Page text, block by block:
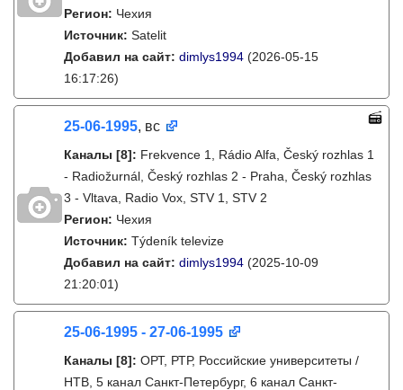
Регион: Чехия
Источник: Satelit
Добавил на сайт: dimlys1994 (2026-05-15
16:17:26)
25-06-1995, вс
Каналы [8]: Frekvence 1, Rádio Alfa, Český rozhlas 1
- Radiožurnál, Český rozhlas 2 - Praha, Český rozhlas
3 - Vltava, Radio Vox, STV 1, STV 2
Регион: Чехия
Источник: Týdeník televize
Добавил на сайт: dimlys1994 (2025-10-09
21:20:01)
25-06-1995 - 27-06-1995
Каналы [8]: ОРТ, РТР, Российские университеты /
НТВ, 5 канал Санкт-Петербург, 6 канал Санкт-